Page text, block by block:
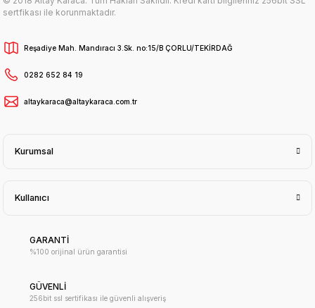
sertfikası ile korunmaktadır.
Reşadiye Mah. Mandıracı 3.Sk. no:15/B ÇORLU/TEKİRDAĞ
0282 652 84 19
altaykaraca@altaykaraca.com.tr
Kurumsal
Kullanıcı
GARANTİ
%100 orijinal ürün garantisi
GÜVENLİ
256bit ssl sertifikası ile güvenli alışveriş